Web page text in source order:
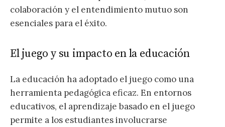
colaboración y el entendimiento mutuo son
esenciales para el éxito.
El juego y su impacto en la educación
La educación ha adoptado el juego como una
herramienta pedagógica eficaz. En entornos
educativos, el aprendizaje basado en el juego
permite a los estudiantes involucrarse